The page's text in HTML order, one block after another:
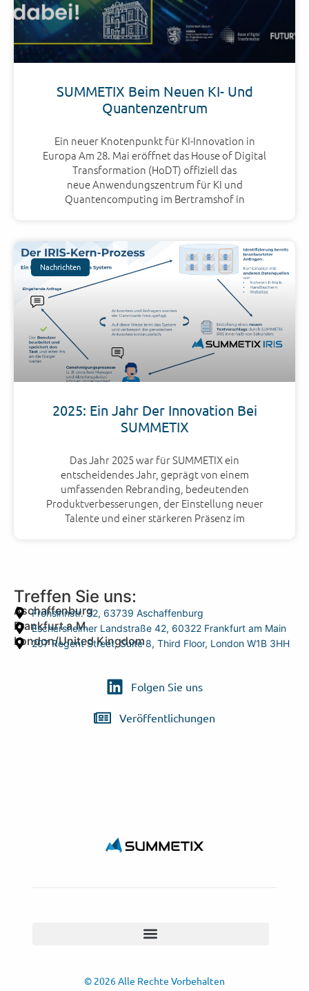
SUMMETIX Beim Neuen KI- Und
Quantenzentrum
Ein neuer Knotenpunkt für KI-Innovation in
Europa Am 28. Mai eröffnet das House of Digital
Transformation (HoDT) offiziell das
neue Anwendungszentrum für KI und
Quantencomputing im Bertramshof in
Nachrichten
2025: Ein Jahr Der Innovation Bei
SUMMETIX
Das Jahr 2025 war für SUMMETIX ein
entscheidendes Jahr, geprägt von einem
umfassenden Rebranding, bedeutenden
Produktverbesserungen, der Einstellung neuer
Talente und einer stärkeren Präsenz im
Treffen Sie uns:
Aschaffenburg
Frohsinnstr. 32, 63739 Aschaffenburg
Frankfurt a.M.
Eschersheimer Landstraße 42, 60322 Frankfurt am Main
London/United Kingdom
207 Regent Street, Suite 8, Third Floor, London W1B 3HH
Folgen Sie uns
Veröffentlichungen
© 2026 Alle Rechte Vorbehalten